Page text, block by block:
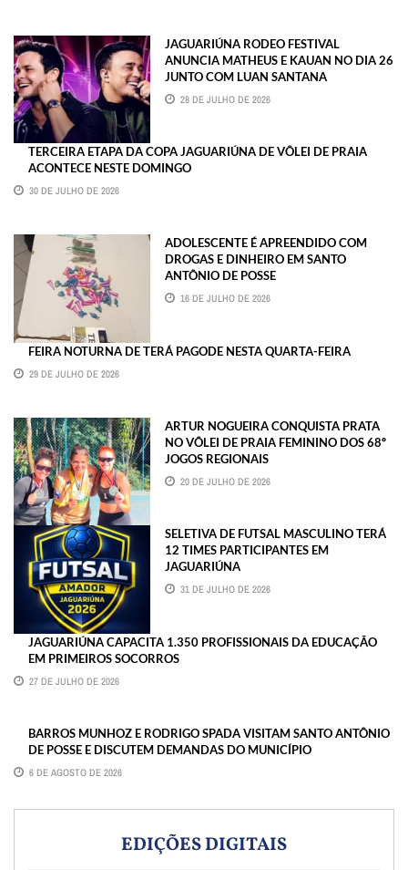
JAGUARIÚNA RODEO FESTIVAL
ANUNCIA MATHEUS E KAUAN NO DIA 26
JUNTO COM LUAN SANTANA
28 DE JULHO DE 2026
TERCEIRA ETAPA DA COPA JAGUARIÚNA DE VÔLEI DE PRAIA
ACONTECE NESTE DOMINGO
30 DE JULHO DE 2026
ADOLESCENTE É APREENDIDO COM
DROGAS E DINHEIRO EM SANTO
ANTÔNIO DE POSSE
16 DE JULHO DE 2026
FEIRA NOTURNA DE TERÁ PAGODE NESTA QUARTA-FEIRA
29 DE JULHO DE 2026
ARTUR NOGUEIRA CONQUISTA PRATA
NO VÔLEI DE PRAIA FEMININO DOS 68º
JOGOS REGIONAIS
20 DE JULHO DE 2026
SELETIVA DE FUTSAL MASCULINO TERÁ
12 TIMES PARTICIPANTES EM
JAGUARIÚNA
31 DE JULHO DE 2026
JAGUARIÚNA CAPACITA 1.350 PROFISSIONAIS DA EDUCAÇÃO
EM PRIMEIROS SOCORROS
27 DE JULHO DE 2026
BARROS MUNHOZ E RODRIGO SPADA VISITAM SANTO ANTÔNIO
DE POSSE E DISCUTEM DEMANDAS DO MUNICÍPIO
6 DE AGOSTO DE 2026
EDIÇÕES DIGITAIS